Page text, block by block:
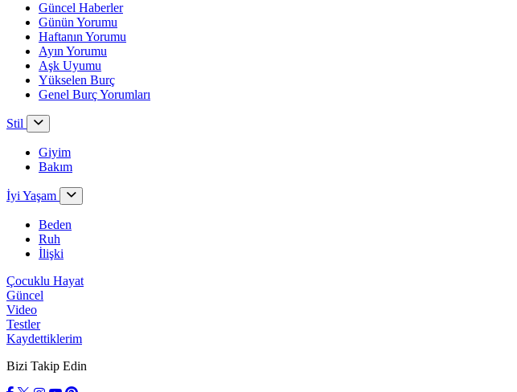
Güncel Haberler
Günün Yorumu
Haftanın Yorumu
Ayın Yorumu
Aşk Uyumu
Yükselen Burç
Genel Burç Yorumları
Stil
Giyim
Bakım
İyi Yaşam
Beden
Ruh
İlişki
Çocuklu Hayat
Güncel
Video
Testler
Kaydettiklerim
Bizi Takip Edin